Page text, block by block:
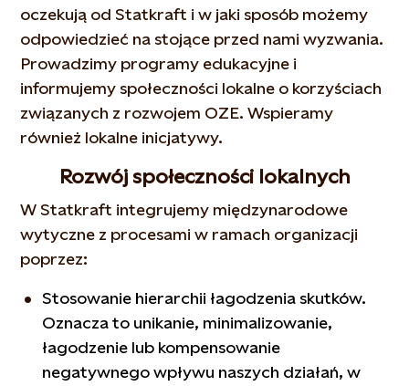
oczekują od Statkraft i w jaki sposób możemy
odpowiedzieć na stojące przed nami wyzwania.
Prowadzimy programy edukacyjne i
informujemy społeczności lokalne o korzyściach
związanych z rozwojem OZE. Wspieramy
również lokalne inicjatywy.
Rozwój społeczności lokalnych
W Statkraft integrujemy międzynarodowe
wytyczne z procesami w ramach organizacji
poprzez:
Stosowanie hierarchii łagodzenia skutków.
Oznacza to unikanie, minimalizowanie,
łagodzenie lub kompensowanie
negatywnego wpływu naszych działań, w